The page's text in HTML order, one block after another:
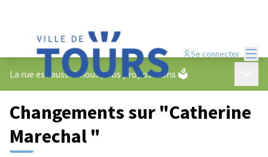
Se connecter
La rue est aussi à nous/Vos propositions 🗳️
Changements sur "Catherine
Marechal "